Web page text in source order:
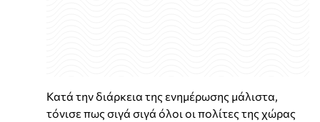
Κατά την διάρκεια της ενημέρωσης μάλιστα,
τόνισε πως σιγά σιγά όλοι οι πολίτες της χώρας